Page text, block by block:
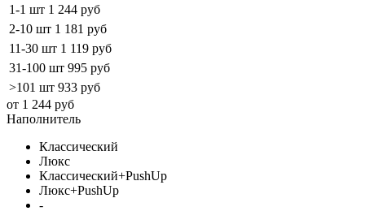
1-1 шт 1 244 руб
2-10 шт 1 181 руб
11-30 шт 1 119 руб
31-100 шт 995 руб
>101 шт 933 руб
от 1 244 руб
Наполнитель
Классический
Люкс
Классический+PushUp
Люкс+PushUp
-